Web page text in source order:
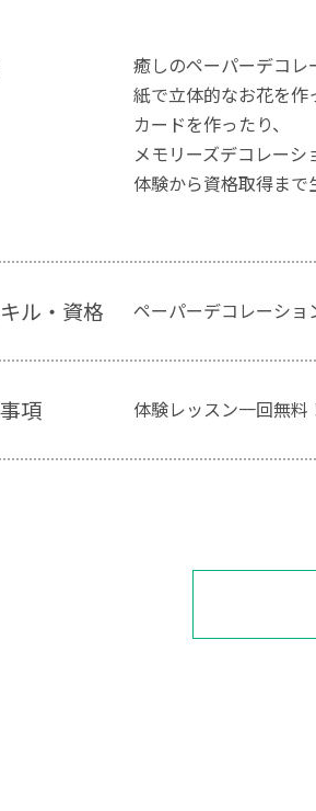
癒しのペーパーデコレ
紙で立体的なお花を作
カードを作ったり、
メモリーズデコレー
体験から資格取得まで
ル・資格 ペーパーデコレーショ
項 体験レッスン一回無料